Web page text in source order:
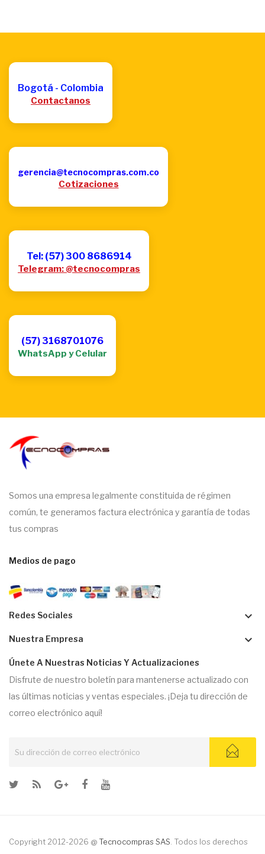
Bogotá - Colombia
Contactanos
gerencia@tecnocompras.com.co
Cotizaciones
Tel: (57) 300 8686914
Telegram: @tecnocompras
(57) 3168701076
WhatsApp y Celular
Somos una empresa legalmente constituida de régimen
común, te generamos factura electrónica y garantía de todas
tus compras
Medios de pago
Redes Sociales keyboard_arrow_down
Nuestra Empresa keyboard_arrow_down
Únete A Nuestras Noticias Y Actualizaciones
Disfrute de nuestro boletín para mantenerse actualizado con
las últimas noticias y ventas especiales. ¡Deja tu dirección de
correo electrónico aquí!
Copyright 2012-2026 @ Tecnocompras SAS. Todos los derechos